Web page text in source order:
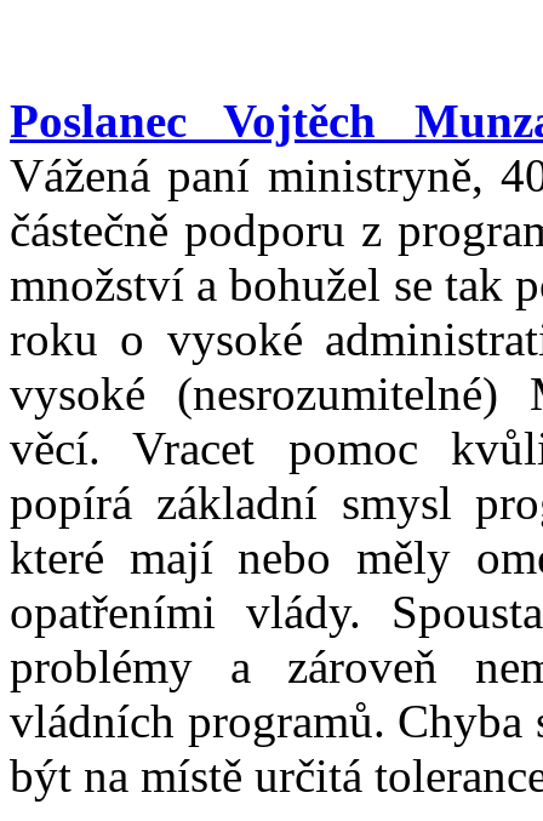
Poslanec Vojtěch
Vážená paní ministryně,
částečně podporu z
množství a bohužel se tak
roku o vysoké
vysoké
věcí. Vracet pomoc
popírá základní smysl
které mají nebo měly
opatřeními vlády.
problémy a zároveň
vládních programů. Chyba
být na místě určitá